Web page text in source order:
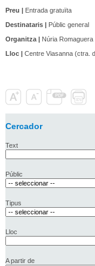
Preu |Entrada gratuïta
Destinataris |Públic general
Organitza |Núria Romaguera
Lloc |Centre Viasanna (ctra.
Cercador
Text
Públic
Tipus
Lloc
A partir de